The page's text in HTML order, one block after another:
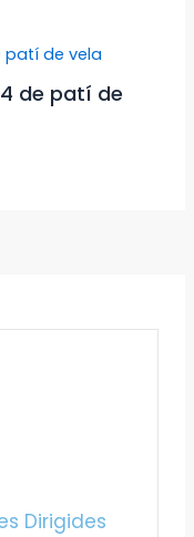
de patí de
Dirigides